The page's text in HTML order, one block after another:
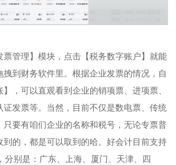
票管理】模块，点击【税务数字账户】就能
到财务软件里。根据企业发票的情况，自
，可以直观看到企业的销项票、进项票、
证发票等。当然，目前不仅是数电票、传统
只要有咱们企业的名称和税号，无论专票普
到的，都是可以取到的哈。好会计目前支持
分别是：广东、上海、厦门、天津、四